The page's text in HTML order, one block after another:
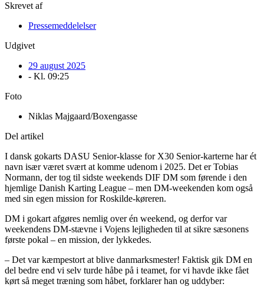
Skrevet af
Pressemeddelelser
Udgivet
29 august 2025
- Kl. 09:25
Foto
Niklas Majgaard/Boxengasse
Del artikel
I dansk gokarts DASU Senior-klasse for X30 Senior-karterne har ét
navn især været svært at komme udenom i 2025. Det er Tobias
Normann, der tog til sidste weekends DIF DM som førende i den
hjemlige Danish Karting League – men DM-weekenden kom også
med sin egen mission for Roskilde-køreren.
DM i gokart afgøres nemlig over én weekend, og derfor var
weekendens DM-stævne i Vojens lejligheden til at sikre sæsonens
første pokal – en mission, der lykkedes.
– Det var kæmpestort at blive danmarksmester! Faktisk gik DM en
del bedre end vi selv turde håbe på i teamet, for vi havde ikke fået
kørt så meget træning som håbet, forklarer han og uddyber: